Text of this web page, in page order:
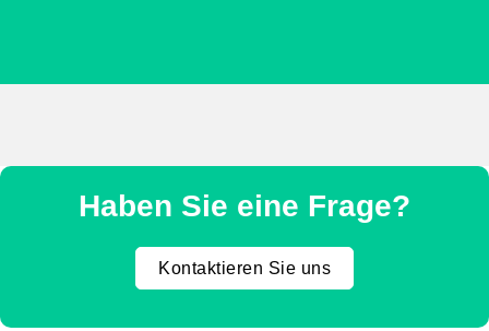
Haben Sie eine Frage?
Kontaktieren Sie uns